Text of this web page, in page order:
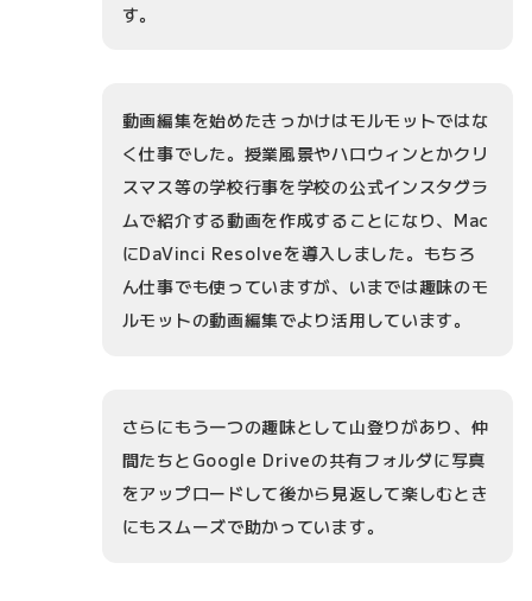
す。
動画編集を始めたきっかけはモルモットではな
く仕事でした。授業風景やハロウィンとかクリ
スマス等の学校行事を学校の公式インスタグラ
ムで紹介する動画を作成することになり、Mac
にDaVinci Resolveを導入しました。もちろ
ん仕事でも使っていますが、いまでは趣味のモ
ルモットの動画編集でより活用しています。
さらにもう一つの趣味として山登りがあり、仲
間たちとGoogle Driveの共有フォルダに写真
をアップロードして後から見返して楽しむとき
にもスムーズで助かっています。